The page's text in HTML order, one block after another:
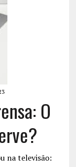
O
na televisão: